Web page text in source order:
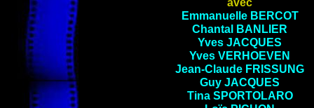
Emmanuelle BERCOT
Chantal BANLIER
Yves JACQUES
Yves VERHOEVEN
Jean-Claude FRISSUNG
Guy JACQUES
Tina SPORTOLARO